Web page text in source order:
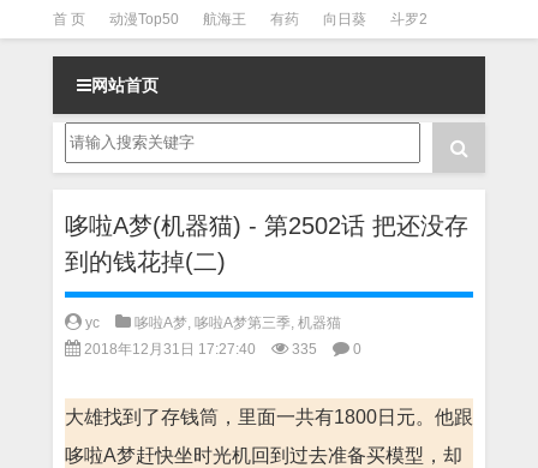
首 页 动漫Top50 航海王 有药 向日葵 斗罗2
斗罗3 火影 一拳超人 柯南 阴阳师 节目清单
网站首页
哆啦A梦(机器猫) - 第2502话 把还没存
到的钱花掉(二)
yc 哆啦A梦, 哆啦A梦第三季, 机器猫
2018年12月31日 17:27:40
335 0
大雄找到了存钱筒，里面一共有1800日元。他跟
哆啦A梦赶快坐时光机回到过去准备买模型，却